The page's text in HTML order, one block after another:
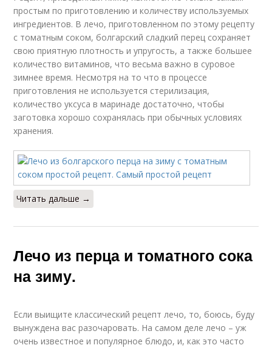
простым по приготовлению и количеству используемых
ингредиентов. В лечо, приготовленном по этому рецепту
с томатным соком, болгарский сладкий перец сохраняет
свою приятную плотность и упругость, а также большее
количество витаминов, что весьма важно в суровое
зимнее время. Несмотря на то что в процессе
приготовления не используется стерилизация,
количество уксуса в маринаде достаточно, чтобы
заготовка хорошо сохранялась при обычных условиях
хранения.
Читать дальше →
Лечо из перца и томатного сока
на зиму.
Если выищите классический рецепт лечо, то, боюсь, буду
вынуждена вас разочаровать. На самом деле лечо – уж
очень известное и популярное блюдо, и, как это часто